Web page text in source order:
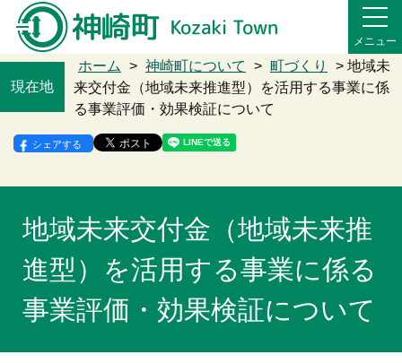
メニュー
現在地
ホーム > 神崎町について > 町づくり
> 地域未
来交付金（地域未来推進型）を活用する事業に係
る事業評価・効果検証について
シェアする
地域未来交付金（地域未来推
進型）を活用する事業に係る
事業評価・効果検証について